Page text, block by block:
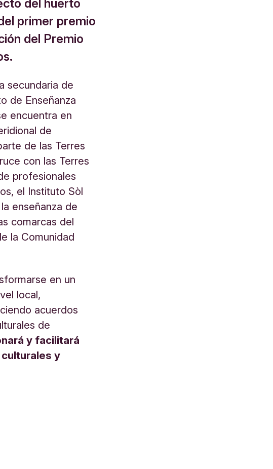
del huerto
primer premio
del Premio
secundaria de
de Enseñanza
encuentra en
de
de las Terres
con las Terres
profesionales
el Instituto Sòl
enseñanza de
comarcas del
la Comunidad
en un
local,
acuerdos
de
y facilitará
y